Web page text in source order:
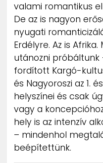
valami romantikus
De az is nagyon
nyugati
Erdélyre. Az is
utánozni
fordított Kargó-
és Nagyoroszi az 1.
helyszínei és csak
vagy a
hely is az intenzív
– mindenhol
beépítettünk.